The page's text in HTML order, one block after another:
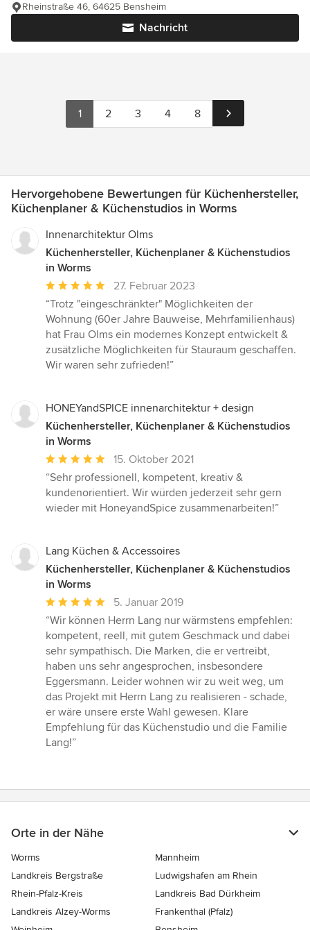
Nachricht
Rheinstraße 46, 64625 Bensheim
1 2 3 4 8
Hervorgehobene Bewertungen für Küchenhersteller,
Küchenplaner & Küchenstudios in Worms
Innenarchitektur Olms
Küchenhersteller, Küchenplaner & Küchenstudios
in Worms
Durchschnittliche
Bewertung:
5
von
5
Sternen
27. Februar 2023
“Trotz "eingeschränkter" Möglichkeiten der
Wohnung (60er Jahre Bauweise, Mehrfamilienhaus)
hat Frau Olms ein modernes Konzept entwickelt &
zusätzliche Möglichkeiten für Stauraum geschaffen.
Wir waren sehr zufrieden!”
HONEYandSPICE innenarchitektur + design
Küchenhersteller, Küchenplaner & Küchenstudios
in Worms
Durchschnittliche
Bewertung:
5
von
15. Oktober 2021
“Sehr professionell, kompetent, kreativ &
kundenorientiert. Wir würden jederzeit sehr gern
wieder mit HoneyandSpice zusammenarbeiten!”
Lang Küchen & Accessoires
Küchenhersteller, Küchenplaner & Küchenstudios
in Worms
Durchschnittliche
Bewertung:
5
von
5
Sternen
5. Januar 2019
“Wir können Herrn Lang nur wärmstens empfehlen:
kompetent, reell, mit gutem Geschmack und dabei
sehr sympathisch. Die Marken, die er vertreibt,
haben uns sehr angesprochen, insbesondere
Eggersmann. Leider wohnen wir zu weit weg, um
das Projekt mit Herrn Lang zu realisieren - schade,
er wäre unsere erste Wahl gewesen. Klare
Empfehlung für das Küchenstudio und die Familie
Lang!”
Orte in der Nähe
Worms
Mannheim
Landkreis Bergstraße
Ludwigshafen am Rhein
Rhein-Pfalz-Kreis
Landkreis Bad Dürkheim
Landkreis Alzey-Worms
Frankenthal (Pfalz)